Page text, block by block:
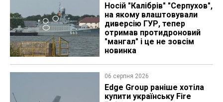
Носій "Калібрів" "Серпухов",
на якому влаштовували
диверсію ГУР, тепер
отримав протидроновий
"мангал" і це не зовсім
новинка
06 серпня 2026
Edge Group раніше хотіла
купити українську Fire